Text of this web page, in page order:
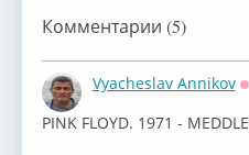
Комментарии (5)
Vyacheslav Annikov
⁣PINK FLOYD. 1971 -